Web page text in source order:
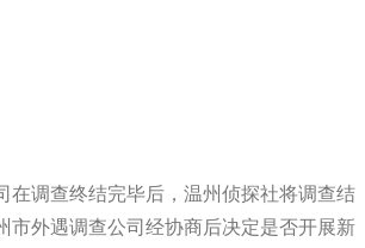
调查终结完毕后，温州侦探社将调查结
市外遇调查公司经协商后决定是否开展新